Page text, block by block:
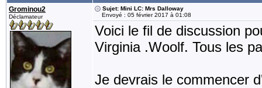
Grominou2
Déclamateur
Sujet: Mini LC: Mrs Dalloway
Envoyé : 05 février 2017 à 01:08
Voici le fil de discussion
Virginia .Woolf. Tous les
Je devrais le commencer